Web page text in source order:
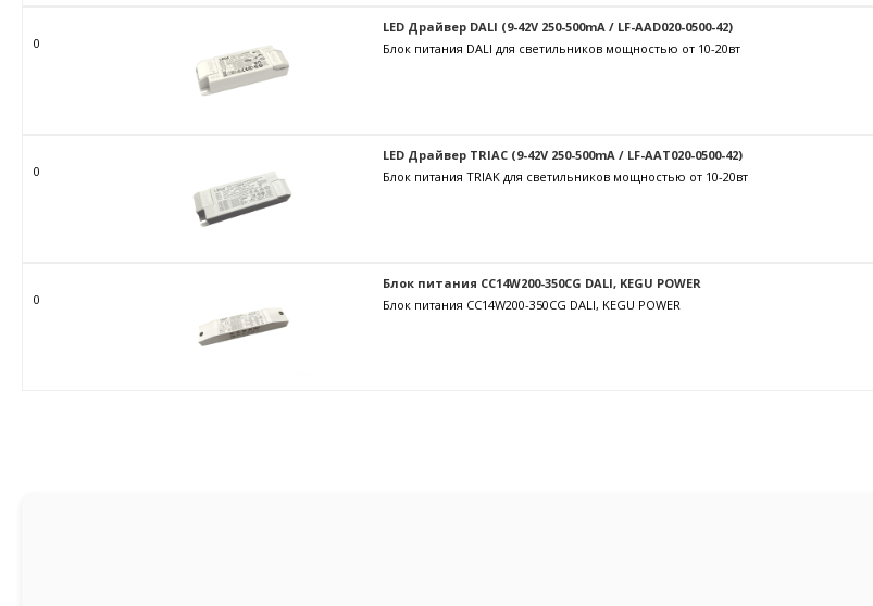
0
LED Драйвер DALI (9-42V 250-500mA / LF-AAD020-0500-42)
Блок питания DALI для светильников мощностью от 10-20вт
0
LED Драйвер TRIAC (9-42V 250-500mA / LF-AAT020-0500-42)
Блок питания TRIAK для светильников мощностью от 10-20вт
0
Блок питания CC14W200-350CG DALI, KEGU POWER
Блок питания CC14W200-350CG DALI, KEGU POWER